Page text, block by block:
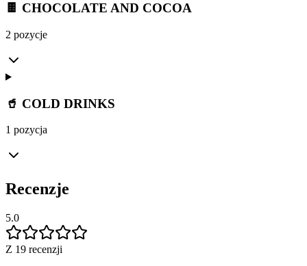
🍫 CHOCOLATE AND COCOA
2 pozycje
🥤 COLD DRINKS
1 pozycja
Recenzje
5.0
Z 19 recenzji